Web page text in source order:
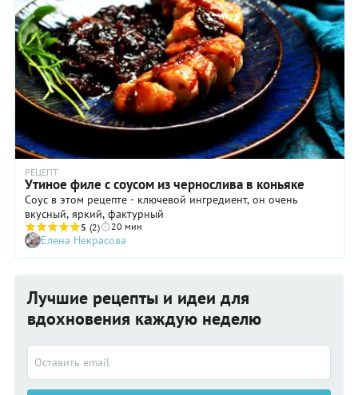
РЕЦЕПТ
Утиное филе с соусом из чернослива в коньяке
Соус в этом рецепте - ключевой ингредиент, он очень
вкусный, яркий, фактурный
5 (2) 20 мин
Елена Некрасова
Лучшие рецепты и идеи для
вдохновения каждую неделю